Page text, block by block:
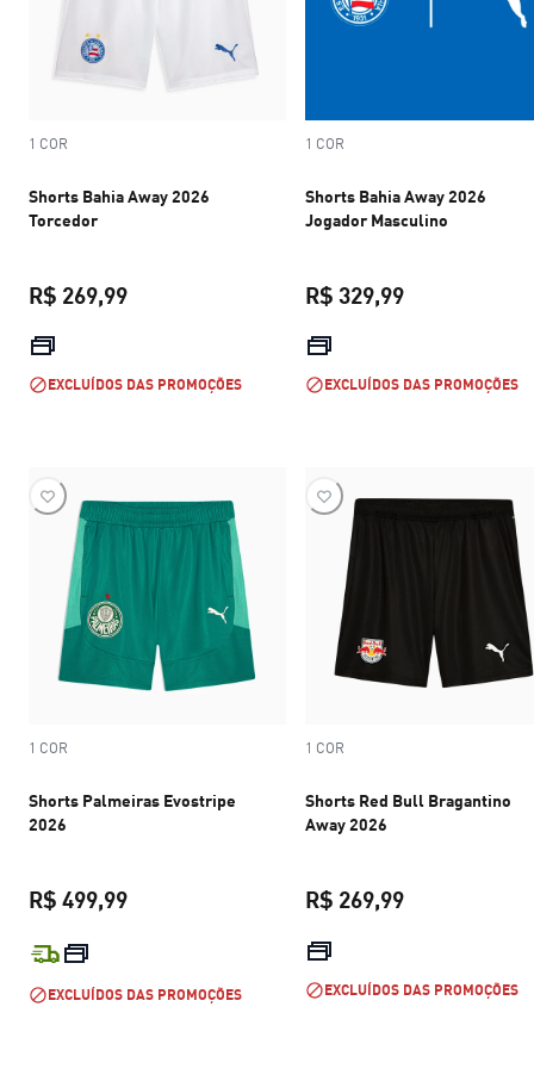
1 COR
Shorts Bahia Away 2026
Torcedor
R$ 269,99
preço atual R$ 269,99
EXCLUÍDOS DAS PROMOÇÕES
1 COR
Shorts Bahia Away 2026
Jogador Masculino
R$ 329,99
EXCLUÍDOS DAS PROMOÇÕES
1 COR
Shorts Palmeiras Evostripe
2026
R$ 499,99
preço atual R$ 499,99
EXCLUÍDOS DAS PROMOÇÕES
1 COR
Shorts Red Bull Bragantino
Away 2026
R$ 269,99
EXCLUÍDOS DAS PROMOÇÕES